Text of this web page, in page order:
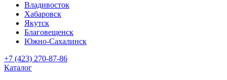
Владивосток
Хабаровск
Якутск
Благовещенск
Южно-Сахалинск
+7 (423) 270-87-86
Каталог